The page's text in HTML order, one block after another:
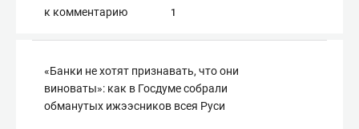
к комментарию 1
«Банки не хотят признавать, что они
виноваты»: как в Госдуме собрали
обманутых ижээсников всея Руси